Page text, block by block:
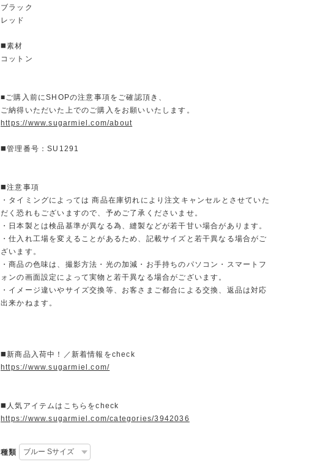
ブラック
レッド
◼️素材
コットン
■ご購入前にSHOPの注意事項をご確認頂き、
ご納得いただいた上でのご購入をお願いいたします。
https://www.sugarmiel.com/about
◼️管理番号：SU1291
◼️注意事項
・タイミングによっては 商品在庫切れにより注文キャンセルとさせていた
だく恐れもございますので、予めご了承くださいませ。
・日本製とは検品基準が異なる為、縫製などが若干甘い場合があります。
・仕入れ工場を変えることがあるため、記載サイズと若干異なる場合がご
ざいます。
・商品の色味は、撮影方法・光の加減・お手持ちのパソコン・スマートフ
ォンの画面設定によって実物と若干異なる場合がございます。
・イメージ違いやサイズ交換等、お客さまご都合による交換、返品は対応
出来かねます。
◼️新商品入荷中！／新着情報をcheck
https://www.sugarmiel.com/
◼️人気アイテムはこちらをcheck
https://www.sugarmiel.com/categories/3942036
種類